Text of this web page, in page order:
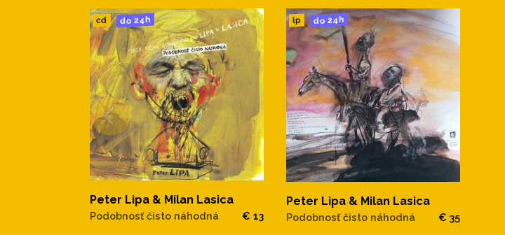
cd do 24h
Peter Lipa & Milan Lasica
Podobnosť čisto náhodná € 13
lp do 24h
Peter Lipa & Milan Lasica
Podobnosť čisto náhodná € 35